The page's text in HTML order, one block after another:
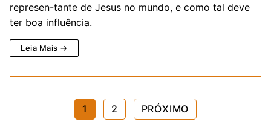
represen-tante de Jesus no mundo, e como tal deve
ter boa influência.
Leia Mais →
Paginação
1 2 PRÓXIMO